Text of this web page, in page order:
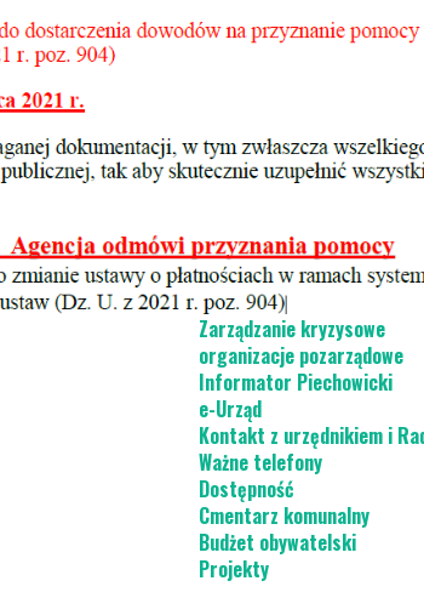
Ciepłe Mieszkanie
Miejski Ośrodek Pomocy
Zakład Usług Komunalnych
Strategie i programy
Zarządzanie kryzysowe
organizacje pozarządowe
Informator Piechowicki
e-Urząd
Kontakt z urzędnikiem i
Ważne telefony
Dostępność
Cmentarz komunalny
Budżet obywatelski
Projekty